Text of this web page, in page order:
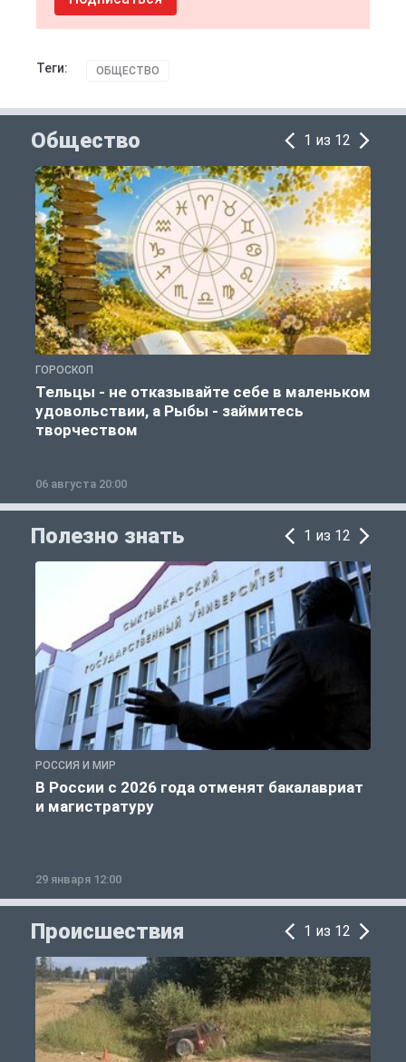
Теги: ОБЩЕСТВО
Общество 1 из 12
ГОРОСКОП
Тельцы - не отказывайте себе в маленьком
удовольствии, а Рыбы - займитесь
творчеством
06 августа 20:00
Полезно знать 1 из 12
РОССИЯ И МИР
В России с 2026 года отменят бакалавриат
и магистратуру
29 января 12:00
Происшествия 1 из 12